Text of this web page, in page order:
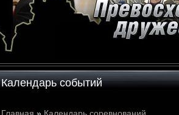
Календарь событий